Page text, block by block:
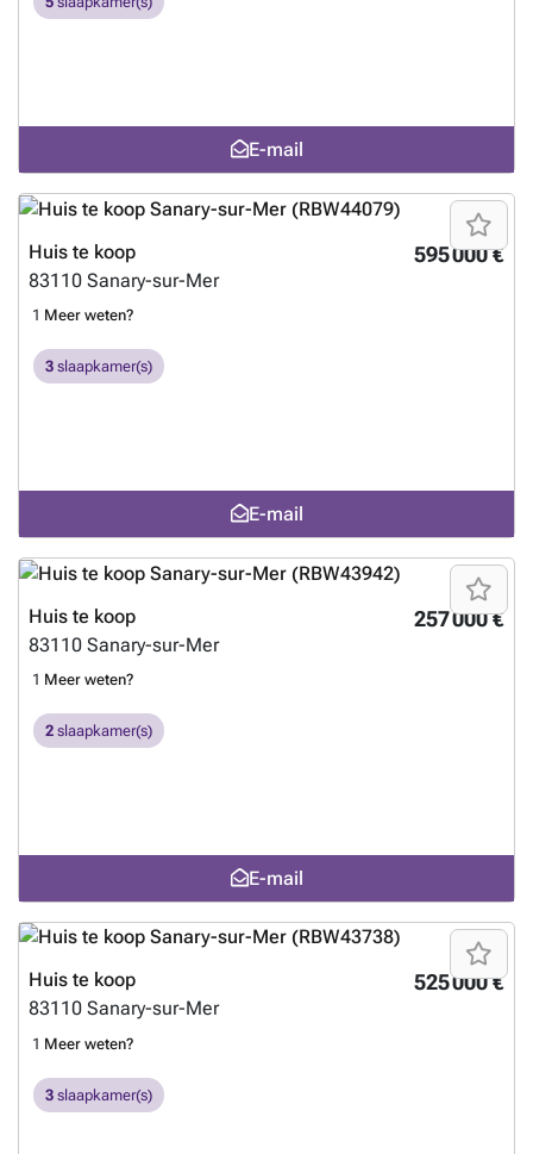
E-mail
595 000 €
Huis te koop
83110 Sanary-sur-Mer
1 Meer weten?
3 slaapkamer(s)
E-mail
257 000 €
Huis te koop
83110 Sanary-sur-Mer
1 Meer weten?
2 slaapkamer(s)
E-mail
525 000 €
Huis te koop
83110 Sanary-sur-Mer
1 Meer weten?
3 slaapkamer(s)